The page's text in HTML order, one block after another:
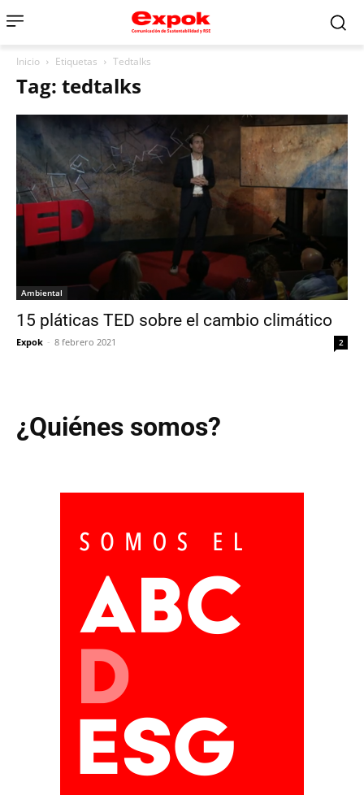
Inicio Etiquetas Tedtalks
Tag: tedtalks
Ambiental
15 pláticas TED sobre el cambio climático
Expok - 8 febrero 2021 2
¿Quiénes somos?